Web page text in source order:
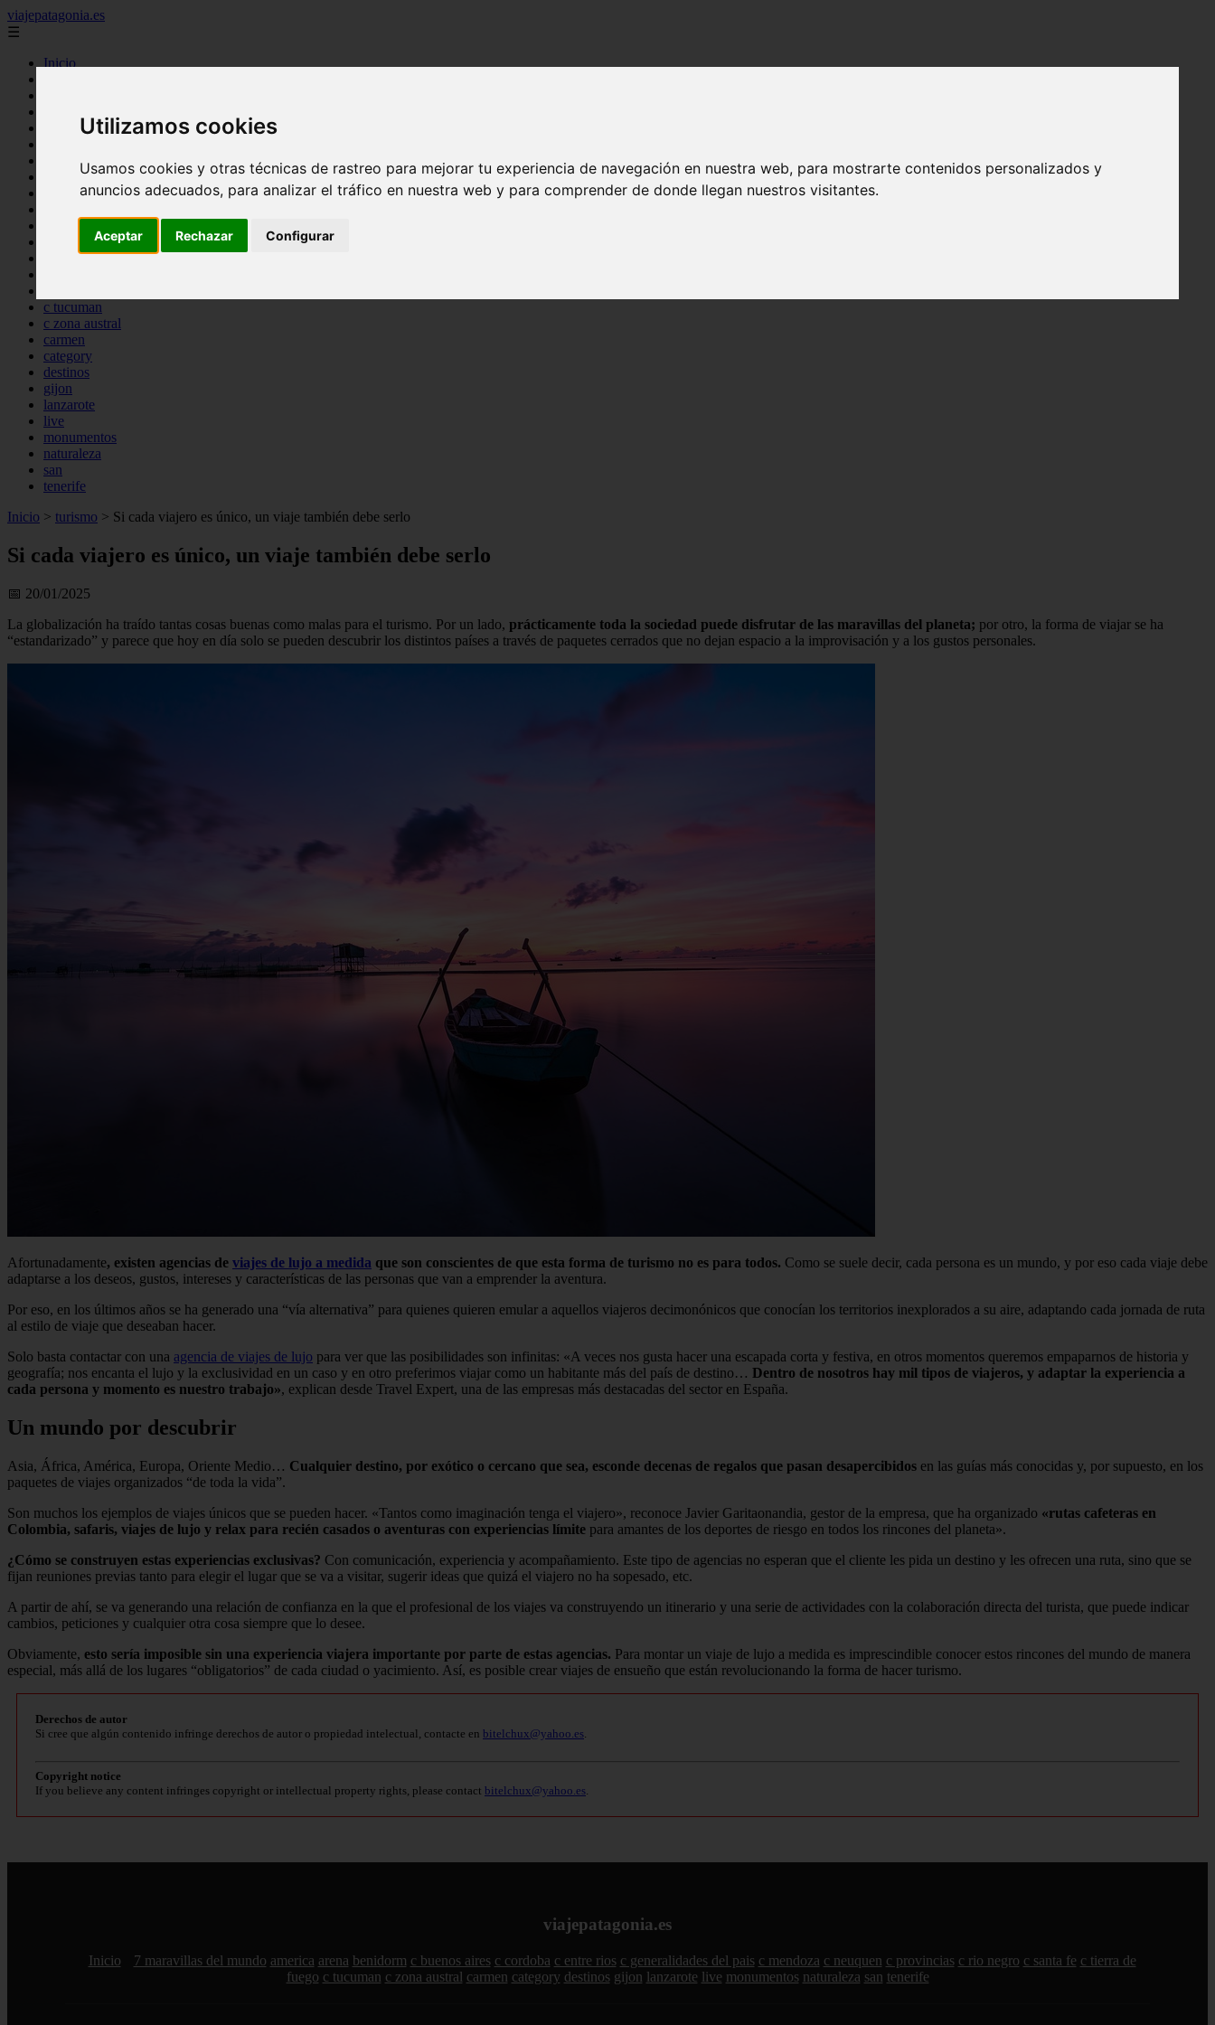
Utilizamos cookies
Usamos cookies y otras técnicas de rastreo para mejorar tu experiencia de navegación en nuestra web, para mostrarte contenidos personalizados y
anuncios adecuados, para analizar el tráfico en nuestra web y para comprender de donde llegan nuestros visitantes.
Aceptar Rechazar Configurar
viajepatagonia.es
☰
Inicio
benidorm
c cordoba
c entre rios
c generalidades del pais
c neuquen
c provincias
c rio negro
c tucuman
c zona austral
carmen
category
destinos
gijon
lanzarote
live
monumentos
naturaleza
san
tenerife
Inicio > turismo > Si cada viajero es único, un viaje también debe serlo
Si cada viajero es único, un viaje también debe serlo
📅 20/01/2025
La globalización ha traído tantas cosas buenas como malas para el turismo. Por un lado, prácticamente toda la sociedad puede disfrutar de las maravillas del planeta; por otro, la forma de viajar se ha
“estandarizado” y parece que hoy en día solo se pueden descubrir los distintos países a través de paquetes cerrados que no dejan espacio a la improvisación y a los gustos personales.
Afortunadamente, existen agencias de viajes de lujo a medida que son conscientes de que esta forma de turismo no es para todos. Como se suele decir, cada persona es un mundo, y por eso cada viaje debe
adaptarse a los deseos, gustos, intereses y características de las personas que van a emprender la aventura.
Por eso, en los últimos años se ha generado una “vía alternativa” para quienes quieren emular a aquellos viajeros decimonónicos que conocían los territorios inexplorados a su aire, adaptando cada jornada de ruta
al estilo de viaje que deseaban hacer.
Solo basta contactar con una agencia de viajes de lujo para ver que las posibilidades son infinitas: «A veces nos gusta hacer una escapada corta y festiva, en otros momentos queremos empaparnos de historia y
geografía; nos encanta el lujo y la exclusividad en un caso y en otro preferimos viajar como un habitante más del país de destino… Dentro de nosotros hay mil tipos de viajeros, y adaptar la experiencia a
cada persona y momento es nuestro trabajo», explican desde Travel Expert, una de las empresas más destacadas del sector en España.
Un mundo por descubrir
Asia, África, América, Europa, Oriente Medio… Cualquier destino, por exótico o cercano que sea, esconde decenas de regalos que pasan desapercibidos en las guías más conocidas y, por supuesto, en los
paquetes de viajes organizados “de toda la vida”.
Son muchos los ejemplos de viajes únicos que se pueden hacer. «Tantos como imaginación tenga el viajero», reconoce Javier Garitaonandia, gestor de la empresa, que ha organizado «rutas cafeteras en
Colombia, safaris, viajes de lujo y relax para recién casados o aventuras con experiencias límite para amantes de los deportes de riesgo en todos los rincones del planeta».
¿Cómo se construyen estas experiencias exclusivas? Con comunicación, experiencia y acompañamiento. Este tipo de agencias no esperan que el cliente les pida un destino y les ofrecen una ruta, sino que se
fijan reuniones previas tanto para elegir el lugar que se va a visitar, sugerir ideas que quizá el viajero no ha sopesado, etc.
A partir de ahí, se va generando una relación de confianza en la que el profesional de los viajes va construyendo un itinerario y una serie de actividades con la colaboración directa del turista, que puede indicar
cambios, peticiones y cualquier otra cosa siempre que lo desee.
Obviamente, esto sería imposible sin una experiencia viajera importante por parte de estas agencias. Para montar un viaje de lujo a medida es imprescindible conocer estos rincones del mundo de manera
especial, más allá de los lugares “obligatorios” de cada ciudad o yacimiento. Así, es posible crear viajes de ensueño que están revolucionando la forma de hacer turismo.
Derechos de autor
Si cree que algún contenido infringe derechos de autor o propiedad intelectual, contacte en bitelchux@yahoo.es
Copyright notice
If you believe any content infringes copyright or intellectual property rights, please contact bitelchux@yahoo.es
viajepatagonia.es
Inicio 7 maravillas del mundo america arena benidorm c buenos aires c cordoba c entre rios c generalidades del pais c mendoza c neuquen c provincias c rio negro c santa fe c tierra de
fuego c tucuman c zona austral carmen category destinos gijon lanzarote live monumentos naturaleza san tenerife